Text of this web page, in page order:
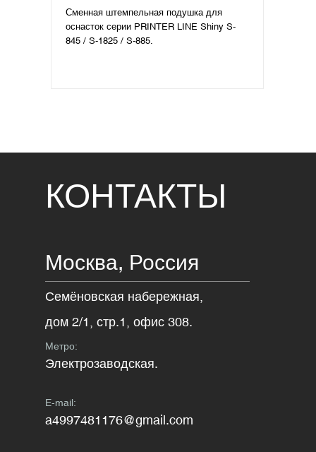
Сменная штемпельная подушка для
оснасток серии PRINTER LINE Shiny S-
845 / S-1825 / S-885.
КОНТАКТЫ
Москва, Россия
Семёновская набережная,
дом 2/1, стр.1, офис 308.
Метро:
Электрозаводская.
E-mail:
a4997481176@gmail.com